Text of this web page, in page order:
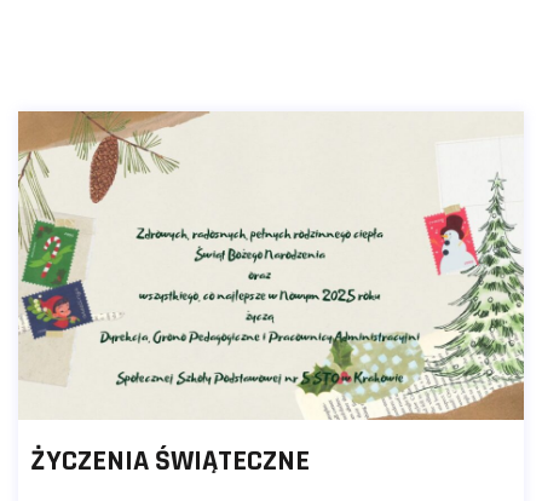
ŻYCZENIA ŚWIĄTECZNE